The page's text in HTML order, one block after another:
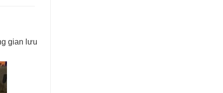
gian lưu